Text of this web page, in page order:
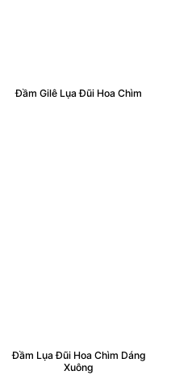
Đầm Gilê Lụa Đũi Hoa Chìm
Đầm Lụa Đũi Hoa Chìm Dáng
Xuông